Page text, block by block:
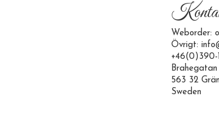
Weborder:
Övrigt:
+46(0)390-
563 32
Sweden